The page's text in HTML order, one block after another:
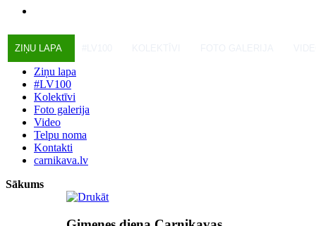
ZIŅU LAPA
Ziņu lapa
#LV100
Kolektīvi
Foto galerija
Video
Telpu noma
Kontakti
carnikava.lv
Sākums